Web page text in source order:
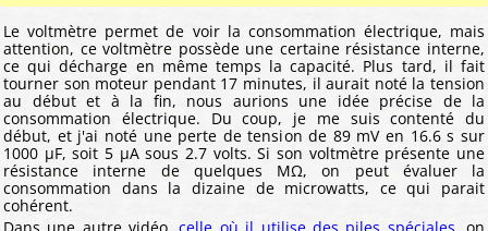
Le voltmètre permet de voir la consommation électrique, mais
attention, ce voltmètre possède une certaine résistance interne,
ce qui décharge en même temps la capacité. Plus tard, il fait
tourner son moteur pendant 17 minutes, il aurait noté la tension
au début et à la fin, nous aurions une idée précise de la
consommation électrique. Du coup, je me suis contenté du
début, et j'ai noté une perte de tension de 89 mV en 16.6 s sur
1000 μF, soit 5 μA sous 2.7 volts. Si son voltmètre présente une
résistance interne de quelques MΩ, on peut évaluer la
consommation dans la dizaine de microwatts, ce qui parait
cohérent.